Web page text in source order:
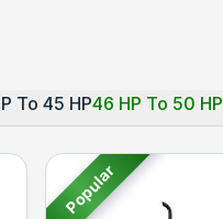
To 45 HP46 HP To 50 HP
Popular